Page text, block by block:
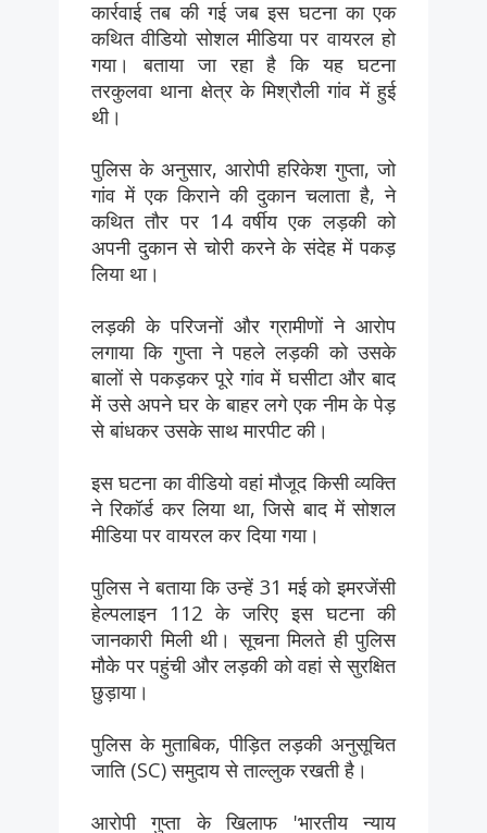
कार्रवाई तब की गई जब इस घटना का एक
कथित वीडियो सोशल मीडिया पर वायरल हो
गया। बताया जा रहा है कि यह घटना
तरकुलवा थाना क्षेत्र के मिश्रौली गांव में हुई
थी।
पुलिस के अनुसार, आरोपी हरिकेश गुप्ता, जो
गांव में एक किराने की दुकान चलाता है, ने
कथित तौर पर 14 वर्षीय एक लड़की को
अपनी दुकान से चोरी करने के संदेह में पकड़
लिया था।
लड़की के परिजनों और ग्रामीणों ने आरोप
लगाया कि गुप्ता ने पहले लड़की को उसके
बालों से पकड़कर पूरे गांव में घसीटा और बाद
में उसे अपने घर के बाहर लगे एक नीम के पेड़
से बांधकर उसके साथ मारपीट की।
इस घटना का वीडियो वहां मौजूद किसी व्यक्ति
ने रिकॉर्ड कर लिया था, जिसे बाद में सोशल
मीडिया पर वायरल कर दिया गया।
पुलिस ने बताया कि उन्हें 31 मई को इमरजेंसी
हेल्पलाइन 112 के जरिए इस घटना की
जानकारी मिली थी। सूचना मिलते ही पुलिस
मौके पर पहुंची और लड़की को वहां से सुरक्षित
छुड़ाया।
पुलिस के मुताबिक, पीड़ित लड़की अनुसूचित
जाति (SC) समुदाय से ताल्लुक रखती है।
आरोपी गुप्ता के खिलाफ 'भारतीय न्याय